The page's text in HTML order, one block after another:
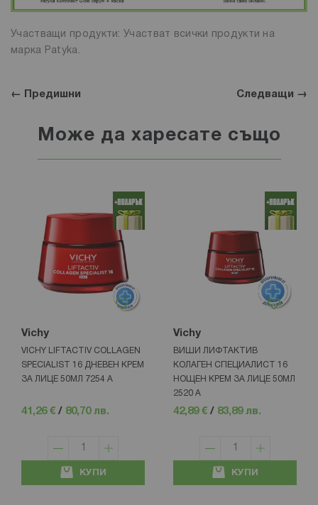
Участващи продукти: Участват всички продукти на
марка Patyka.
← Предишни Следващи →
Може да харесате също
Vichy
VICHY LIFTACTIV COLLAGEN
SPECIALIST 16 ДНЕВЕН КРЕМ
ЗА ЛИЦЕ 50МЛ 7254 А
41,26 € / 80,70 лв.
КУПИ
Vichy
ВИШИ ЛИФТАКТИВ
КОЛАГЕН СПЕЦИАЛИСТ 16
НОЩЕН КРЕМ ЗА ЛИЦЕ 50МЛ
2520 А
42,89 € / 83,89 лв.
КУПИ